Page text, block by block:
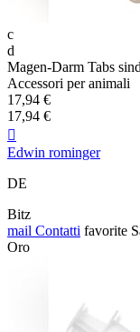
c
d
Magen-Darm Tabs
Accessori per animali
17,94 €
17,94 €

Edwin rominger
DE
Bitz
mail Contatti favorite
Oro